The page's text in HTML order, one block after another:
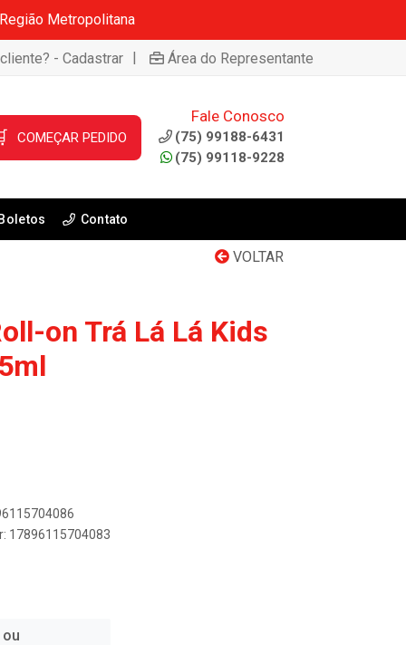
Metropolitana
- Cadastrar | Área do Representante
COMEÇAR PEDIDO
Fale Conosco
(75) 99188-6431
(75) 99118-9228
Boletos Contato
VOLTAR
on Trá Lá Lá Kids
17896115704083